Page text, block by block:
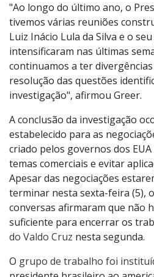
"Ao longo do último ano, o
tivemos várias reuniões
Luiz Inácio Lula da Silva e o
intensificaram nas últimas
continuamos a ter
resolução das questões
investigação", afirmou Greer.
A conclusão da investigação
estabelecido para as
criado pelos governos dos
temas comerciais e evitar
Apesar das negociações
terminar nesta sexta-feira (5),
conversas afirmaram que não
suficiente para encerrar os
do Valdo Cruz nesta segunda.
O grupo de trabalho foi